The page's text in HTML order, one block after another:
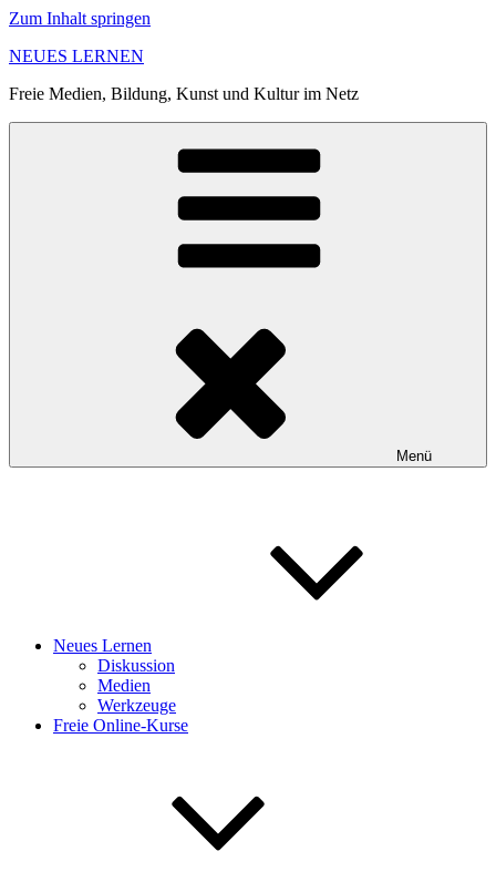
Zum Inhalt springen
NEUES LERNEN
Freie Medien, Bildung, Kunst und Kultur im Netz
Menü
Neues Lernen
Diskussion
Medien
Werkzeuge
Freie Online-Kurse